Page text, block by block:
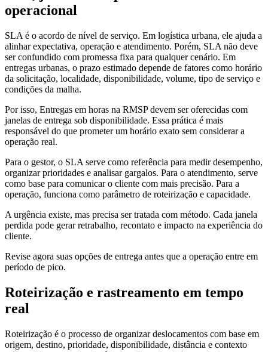
operacional
SLA é o acordo de nível de serviço. Em logística urbana, ele ajuda a
alinhar expectativa, operação e atendimento. Porém, SLA não deve
ser confundido com promessa fixa para qualquer cenário. Em
entregas urbanas, o prazo estimado depende de fatores como horário
da solicitação, localidade, disponibilidade, volume, tipo de serviço e
condições da malha.
Por isso, Entregas em horas na RMSP devem ser oferecidas com
janelas de entrega sob disponibilidade. Essa prática é mais
responsável do que prometer um horário exato sem considerar a
operação real.
Para o gestor, o SLA serve como referência para medir desempenho,
organizar prioridades e analisar gargalos. Para o atendimento, serve
como base para comunicar o cliente com mais precisão. Para a
operação, funciona como parâmetro de roteirização e capacidade.
A urgência existe, mas precisa ser tratada com método. Cada janela
perdida pode gerar retrabalho, recontato e impacto na experiência do
cliente.
Revise agora suas opções de entrega antes que a operação entre em
período de pico.
Roteirização e rastreamento em tempo
real
Roteirização é o processo de organizar deslocamentos com base em
origem, destino, prioridade, disponibilidade, distância e contexto